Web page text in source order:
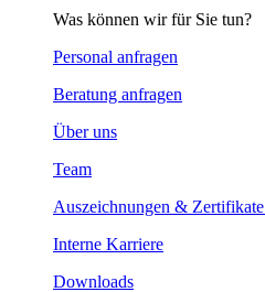
Was können wir für Sie tun?
Personal anfragen
Beratung anfragen
Über uns
Team
Auszeichnungen & Zertifikate
Interne Karriere
Downloads